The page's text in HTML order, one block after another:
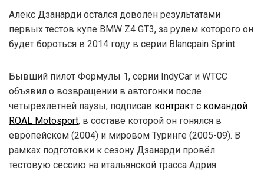
Алекс Дзанарди остался доволен результатами
первых тестов купе BMW Z4 GT3, за рулем которого он
будет бороться в 2014 году в серии Blancpain Sprint.
Бывший пилот Формулы 1, серии IndyCar и WTCC
объявил о возвращении в автогонки после
четырехлетней паузы, подписав контракт с командой
ROAL Motosport, в составе которой он гонялся в
европейском (2004) и мировом Туринге (2005-09). В
рамках подготовки к сезону Дзанарди провёл
тестовую сессию на итальянской трасса Адрия.